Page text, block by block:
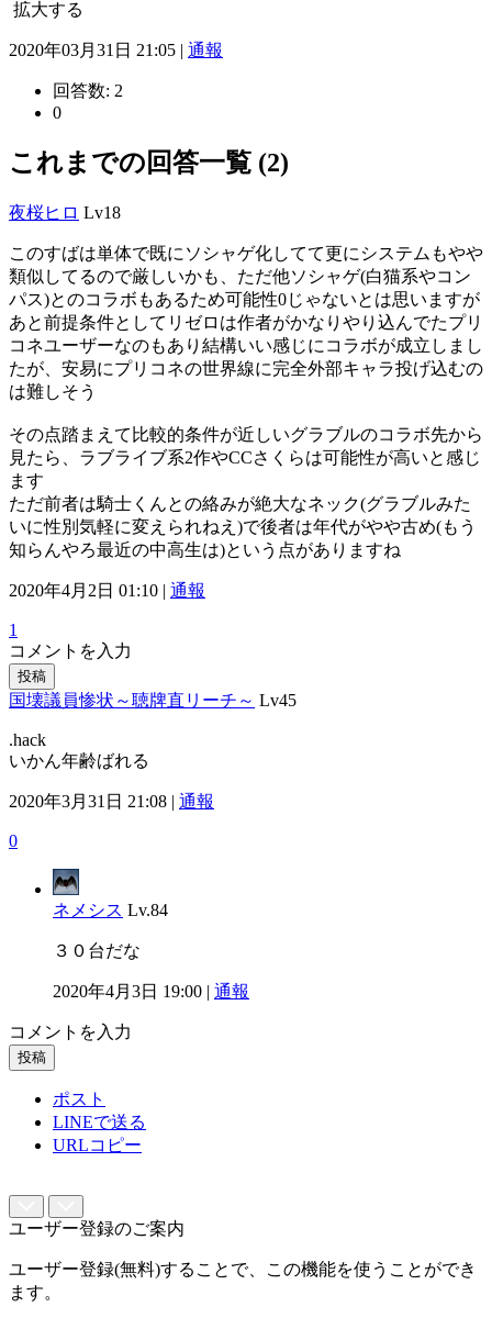
拡大する
2020年03月31日 21:05 | 通報
回答数: 2
0
これまでの回答一覧 (2)
夜桜ヒロ Lv18
このすばは単体で既にソシャゲ化してて更にシステムもやや
類似してるので厳しいかも、ただ他ソシャゲ(白猫系やコン
パス)とのコラボもあるため可能性0じゃないとは思いますが
あと前提条件としてリゼロは作者がかなりやり込んでたプリ
コネユーザーなのもあり結構いい感じにコラボが成立しまし
たが、安易にプリコネの世界線に完全外部キャラ投げ込むの
は難しそう
その点踏まえて比較的条件が近しいグラブルのコラボ先から
見たら、ラブライブ系2作やCCさくらは可能性が高いと感じ
ます
ただ前者は騎士くんとの絡みが絶大なネック(グラブルみた
いに性別気軽に変えられねえ)で後者は年代がやや古め(もう
知らんやろ最近の中高生は)という点がありますね
2020年4月2日 01:10 | 通報
1
コメントを入力
投稿
国壊議員惨状～聴牌直リーチ～ Lv45
.hack
いかん年齢ばれる
2020年3月31日 21:08 | 通報
0
ネメシス Lv.84
３０台だな
2020年4月3日 19:00 | 通報
コメントを入力
投稿
ポスト
LINEで送る
URLコピー
ユーザー登録のご案内
ユーザー登録(無料)することで、この機能を使うことができ
ます。